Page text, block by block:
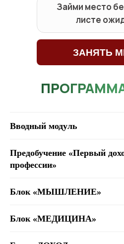
ЗАНЯТЬ
Займи место
листе
Вводный модуль
Предобучение «Первый
профессии»
Блок «МЫШЛЕНИЕ»
Блок «МЕДИЦИНА»